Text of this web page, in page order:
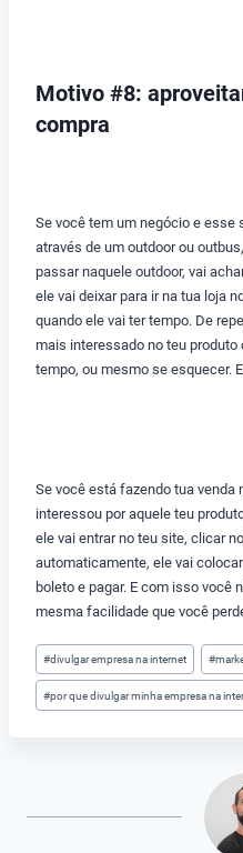
Motivo #8:
compra
Se você tem um negócio e esse
através de um outdoor ou
passar naquele outdoor, vai
ele vai deixar para ir na tua loja
quando ele vai ter tempo. De
mais interessado no teu
tempo, ou mesmo se esquecer.
Se você está fazendo tua venda
interessou por aquele teu
ele vai entrar no teu site, clicar
automaticamente, ele vai
boleto e pagar. E com isso você
mesma facilidade que você
Tags
do
Post:
#divulgar empresa na internet #
#por que divulgar minha empresa na